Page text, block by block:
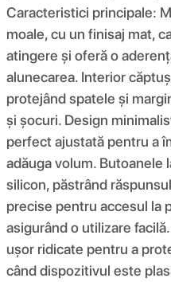
Caracteristici principale:
moale, cu un finisaj mat,
atingere și oferă o
alunecarea. Interior
protejând spatele și
și șocuri. Design
perfect ajustată pentru a
adăuga volum. Butoanele
silicon, păstrând
precise pentru accesul la
asigurând o utilizare
ușor ridicate pentru a
când dispozitivul este